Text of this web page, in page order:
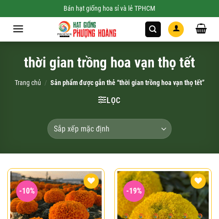
to
content
Bán hạt giống hoa sỉ và lẻ TPHCM
thời gian trồng hoa vạn thọ tết
Trang chủ / Sản phẩm được gắn thẻ “thời gian trồng hoa vạn thọ tết”
LỌC
-10%
Add to
-19%
Add to